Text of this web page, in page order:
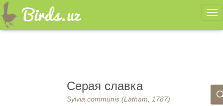
Серая славка
Sylvia communis (Latham, 1787)